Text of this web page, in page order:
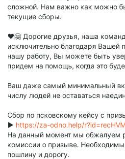
сложной. Нам важно как можно
текущие сборы.
❤️🤗 Дорогие друзья, наша
исключительно благодаря
нашу работу, Вы можете быть
придем на помощь, когда это
Ваш даже самый минимальный
числу людей не оставаться
Сбор по псковскому кейсу с
▶️ https://za-odno.help/
На данный момент мы обжалуем
комиссии о призыве.
пошлину и дорогу.